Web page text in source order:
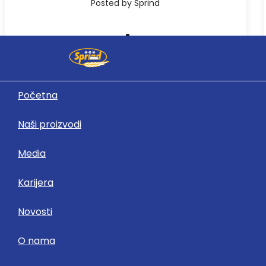
Početna
Naši proizvodi
Media
Karijera
Novosti
O nama
Posted by Sprind